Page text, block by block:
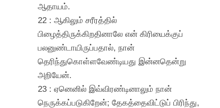
ஆதாயம்.
22 : ஆகிலும் சரீரத்தில்
பிழைத்திருக்கிறதினாலே என் கிரியைக்குப்
பலனுண்டாயிருப்பதால், நான்
தெரிந்துகொள்ளவேண்டியது இன்னதென்று
அறியேன்.
23 : ஏனெனில் இவ்விரண்டினாலும் நான்
நெருக்கப்படுகிறேன்; தேகத்தைவிட்டுப் பிரிந்து,